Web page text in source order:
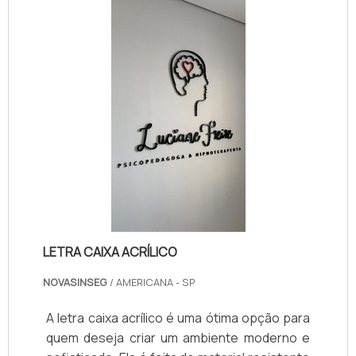
LETRA CAIXA ACRÍLICO
NOVASINSEG / AMERICANA - SP
A letra caixa acrílico é uma ótima opção para
quem deseja criar um ambiente moderno e